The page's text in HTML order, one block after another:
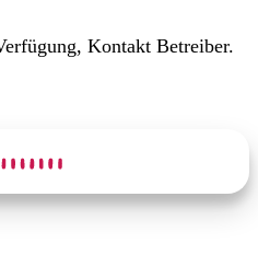
Kontakt Betreiber.